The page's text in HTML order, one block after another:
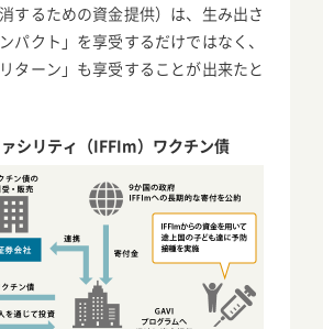
するための資金提供）は、生み出さ
パクト」を享受するだけではなく、
ターン」も享受することが出来たと
シリティ（IFFIm）ワクチン債